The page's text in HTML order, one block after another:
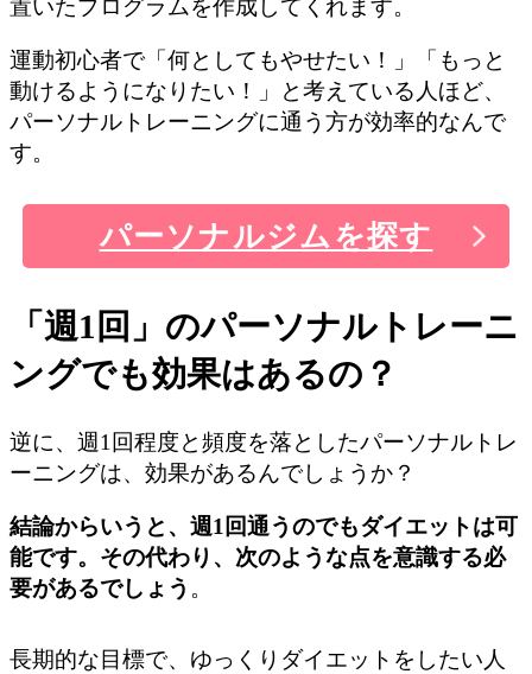
置いたプログラムを作成してくれます。
運動初心者で「何としてもやせたい！」「もっと
動けるようになりたい！」と考えている人ほど、
パーソナルトレーニングに通う方が効率的なんで
す。
パーソナルジムを探す
「週1回」のパーソナルトレーニ
ングでも効果はあるの？
逆に、週1回程度と頻度を落としたパーソナルトレ
ーニングは、効果があるんでしょうか？
結論からいうと、週1回通うのでもダイエットは可
能です。その代わり、次のような点を意識する必
要があるでしょう 。
長期的な目標で、ゆっくりダイエットをしたい人